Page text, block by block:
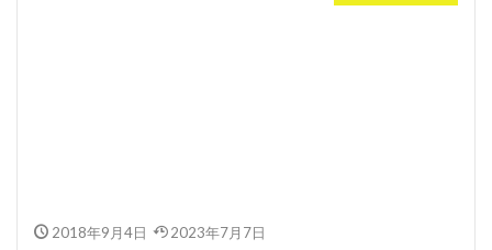
2018年9月4日 2023年7月7日